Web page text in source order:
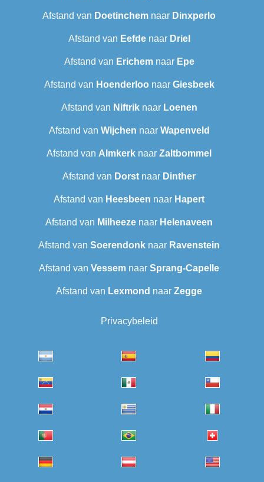
Afstand van Doetinchem naar Dinxperlo
Afstand van Eefdenaar Driel
Afstand van Erichemnaar Epe
Afstand van Hoenderloo naar Giesbeek
Afstand van Niftriknaar Loenen
Afstand van Wijchen naar Wapenveld
Afstand van Almkerk naar Zaltbommel
Afstand van Dorst naar Dinther
Afstand van Heesbeen naar Hapert
Afstand van Milheeze naar Helenaveen
Afstand van Soerendonk naar Ravenstein
Afstand van Vessem naar Sprang-Capelle
Afstand van Lexmond naar Zegge
Privacybeleid